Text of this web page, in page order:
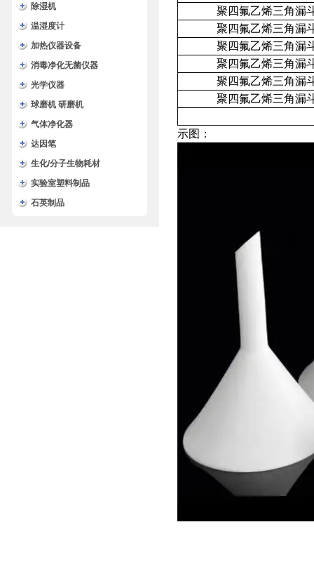
除湿机
温湿度计
加热仪器设备
消毒净化无菌仪器
光学仪器
球磨机 研磨机
气体净化器
达因笔
生化/分子生物耗材
实验室塑料制品
石英制品
聚四氟乙烯三角漏
聚四氟乙烯三角漏
聚四氟乙烯三角漏
聚四氟乙烯三角漏
聚四氟乙烯三角漏
聚四氟乙烯三角漏
示图：